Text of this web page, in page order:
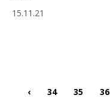
15.11.21
‹ 34 35 36